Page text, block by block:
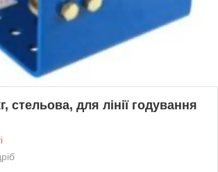
стельова, для лінії годування